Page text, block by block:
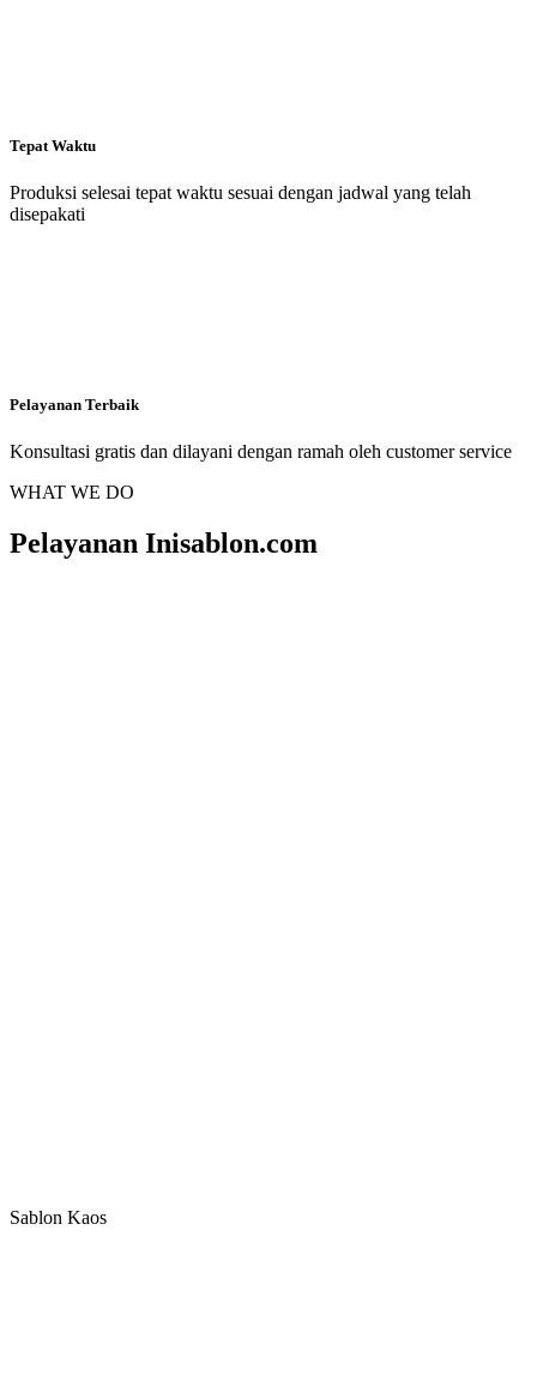
Tepat Waktu
Produksi selesai tepat waktu sesuai dengan jadwal yang telah
disepakati
Pelayanan Terbaik
Konsultasi gratis dan dilayani dengan ramah oleh customer service
WHAT WE DO
Pelayanan Inisablon.com
Sablon Kaos